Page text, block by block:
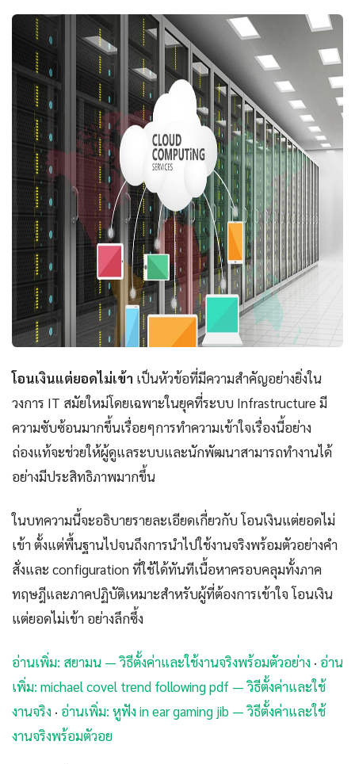
โอนเงินแต่ยอดไม่เข้า เป็นหัวข้อที่มีความสำคัญอย่างยิ่งใน
วงการ IT สมัยใหม่โดยเฉพาะในยุคที่ระบบ Infrastructure มี
ความซับซ้อนมากขึ้นเรื่อยๆการทำความเข้าใจเรื่องนี้อย่าง
ถ่องแท้จะช่วยให้ผู้ดูแลระบบและนักพัฒนาสามารถทำงานได้
อย่างมีประสิทธิภาพมากขึ้น
ในบทความนี้จะอธิบายรายละเอียดเกี่ยวกับ โอนเงินแต่ยอดไม่
เข้า ตั้งแต่พื้นฐานไปจนถึงการนำไปใช้งานจริงพร้อมตัวอย่างคำ
สั่งและ configuration ที่ใช้ได้ทันทีเนื้อหาครอบคลุมทั้งภาค
ทฤษฎีและภาคปฏิบัติเหมาะสำหรับผู้ที่ต้องการเข้าใจ โอนเงิน
แต่ยอดไม่เข้า อย่างลึกซึ้ง
อ่านเพิ่ม: สยามน — วิธีตั้งค่าและใช้งานจริงพร้อมตัวอย่าง · อ่าน
เพิ่ม: michael covel trend following pdf — วิธีตั้งค่าและใช้
งานจริง · อ่านเพิ่ม: หูฟัง in ear gaming jib — วิธีตั้งค่าและใช้
งานจริงพร้อมตัวอย